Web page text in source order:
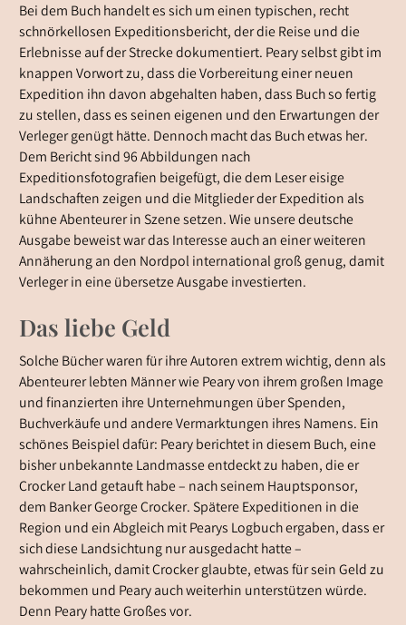
Bei dem Buch handelt es sich um einen typischen, recht
schnörkellosen Expeditionsbericht, der die Reise und die
Erlebnisse auf der Strecke dokumentiert. Peary selbst gibt im
knappen Vorwort zu, dass die Vorbereitung einer neuen
Expedition ihn davon abgehalten haben, dass Buch so fertig
zu stellen, dass es seinen eigenen und den Erwartungen der
Verleger genügt hätte. Dennoch macht das Buch etwas her.
Dem Bericht sind 96 Abbildungen nach
Expeditionsfotografien beigefügt, die dem Leser eisige
Landschaften zeigen und die Mitglieder der Expedition als
kühne Abenteurer in Szene setzen. Wie unsere deutsche
Ausgabe beweist war das Interesse auch an einer weiteren
Annäherung an den Nordpol international groß genug, damit
Verleger in eine übersetze Ausgabe investierten.
Das liebe Geld
Solche Bücher waren für ihre Autoren extrem wichtig, denn als
Abenteurer lebten Männer wie Peary von ihrem großen Image
und finanzierten ihre Unternehmungen über Spenden,
Buchverkäufe und andere Vermarktungen ihres Namens. Ein
schönes Beispiel dafür: Peary berichtet in diesem Buch, eine
bisher unbekannte Landmasse entdeckt zu haben, die er
Crocker Land getauft habe – nach seinem Hauptsponsor,
dem Banker George Crocker. Spätere Expeditionen in die
Region und ein Abgleich mit Pearys Logbuch ergaben, dass er
sich diese Landsichtung nur ausgedacht hatte –
wahrscheinlich, damit Crocker glaubte, etwas für sein Geld zu
bekommen und Peary auch weiterhin unterstützen würde.
Denn Peary hatte Großes vor.